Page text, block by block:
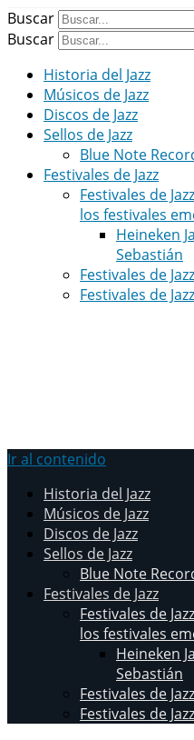
Buscar
Buscar
Historia del Jazz
Músicos de Jazz
Discos de Jazz
Sellos de Jazz
Blue Note
Festivales de Jazz
Festivales de
los festivales
Heineken
Sebastián
Festivales de
Festivales de
Ir al contenido
Historia del Jazz
Músicos de Jazz
Discos de Jazz
Sellos de Jazz
Blue Note
Festivales de Jazz
Festivales de
los festivales
Heineken
Sebastián
Festivales de
Festivales de